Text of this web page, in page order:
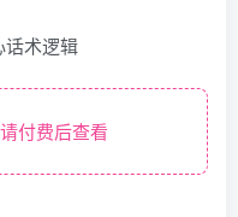
话术逻辑
付费后查看